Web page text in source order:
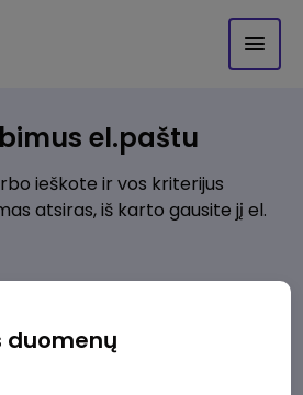
el.paštu
ieškote ir vos kriterijus
atsiras, iš karto gausite jį el.
duomenų